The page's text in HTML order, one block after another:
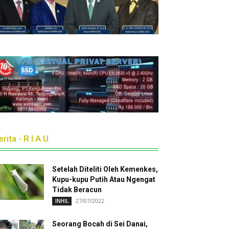
- R I A U
Setelah Diteliti Oleh Kemenkes,
Kupu-kupu Putih Atau Ngengat
Tidak Beracun
INHIL 27/07/2022
Seorang Bocah di Sei Danai,